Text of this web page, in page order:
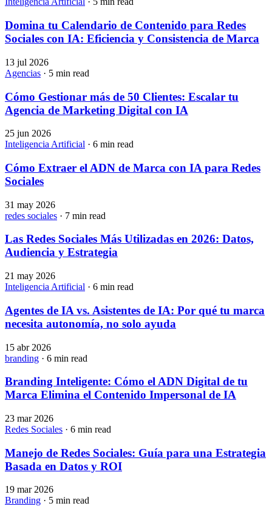
Domina tu Calendario de Contenido para Redes
Sociales con IA: Eficiencia y Consistencia de Marca
13 jul 2026
Agencias · 5 min read
Cómo Gestionar más de 50 Clientes: Escalar tu
Agencia de Marketing Digital con IA
25 jun 2026
Inteligencia Artificial · 6 min read
Cómo Extraer el ADN de Marca con IA para Redes
Sociales
31 may 2026
redes sociales · 7 min read
Las Redes Sociales Más Utilizadas en 2026: Datos,
Audiencia y Estrategia
21 may 2026
Inteligencia Artificial · 6 min read
Agentes de IA vs. Asistentes de IA: Por qué tu marca
necesita autonomía, no solo ayuda
15 abr 2026
branding · 6 min read
Branding Inteligente: Cómo el ADN Digital de tu
Marca Elimina el Contenido Impersonal de IA
23 mar 2026
Redes Sociales · 6 min read
Manejo de Redes Sociales: Guía para una Estrategia
Basada en Datos y ROI
19 mar 2026
Branding · 5 min read